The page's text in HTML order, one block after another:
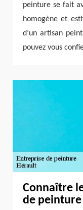
peinture se fait
homogène et
d’un artisan
pouvez vous
Connaître
de peinture